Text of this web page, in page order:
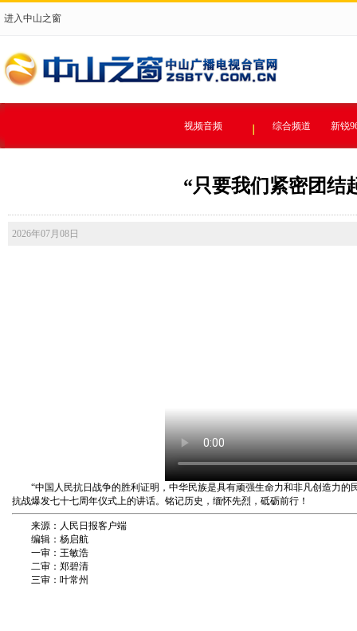
进入中山之窗
视频音频 综合频道 新锐
“只要我们紧密团结
2026年07月08日
“中国人民抗日战争的胜利证明，中华民族是具有顽强生命力和非凡创造力
抗战爆发七十七周年仪式上的讲话。铭记历史，缅怀先烈，砥砺前行！
来源：人民日报客户端
编辑：杨启航
一审：王敏浩
二审：郑碧清
三审：叶常州